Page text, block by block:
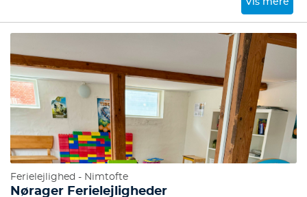
Vis mere
Ferielejlighed - Nimtofte
Nørager Ferielejligheder